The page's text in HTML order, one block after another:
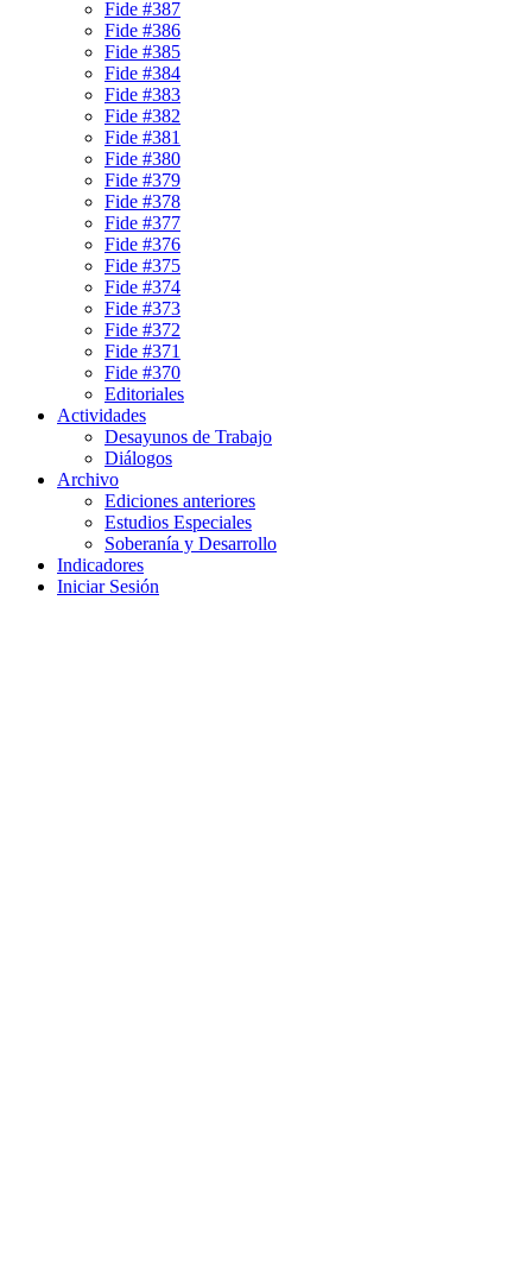
Fide #387
Fide #386
Fide #385
Fide #384
Fide #383
Fide #382
Fide #381
Fide #380
Fide #379
Fide #378
Fide #377
Fide #376
Fide #375
Fide #374
Fide #373
Fide #372
Fide #371
Fide #370
Editoriales
Actividades
Desayunos de Trabajo
Diálogos
Archivo
Ediciones anteriores
Estudios Especiales
Soberanía y Desarrollo
Indicadores
Iniciar Sesión